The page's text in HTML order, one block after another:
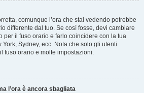
comunque l’ora che stai vedendo potrebbe
differente dal tuo. Se così fosse, devi cambiare
per il fuso orario e farlo coincidere con la tua
Sydney, ecc. Nota che solo gli utenti
fuso orario e molte impostazioni.
l’ora è ancora sbagliata